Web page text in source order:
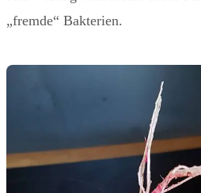
„fremde“ Bakterien.